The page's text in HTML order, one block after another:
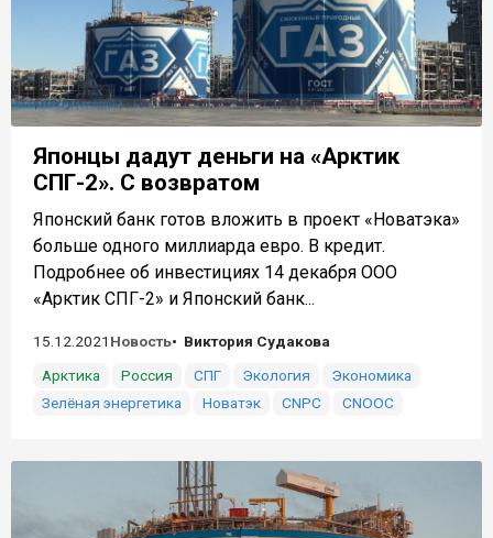
Японцы дадут деньги на «Арктик
СПГ-2». С возвратом
Японский банк готов вложить в проект «Новатэка»
больше одного миллиарда евро. В кредит.
Подробнее об инвестициях 14 декабря ООО
«Арктик СПГ-2» и Японский банк...
15.12.2021 Новость
Виктория Судакова
Арктика
Россия СПГ Экология
Экономика
Зелёная энергетика
Новатэк CNPC CNOOC